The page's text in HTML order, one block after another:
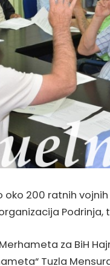
200 ratnih
Podrinja,
za BiH
Tuzla